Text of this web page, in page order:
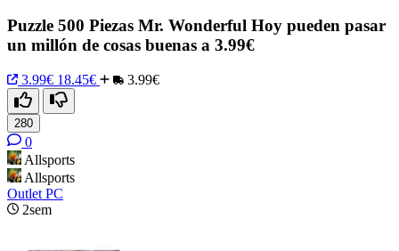
Puzzle 500 Piezas Mr. Wonderful Hoy pueden pasar
un millón de cosas buenas a 3.99€
3.99€ 18.45€ 3.99€
280
0
Allsports
Allsports
Outlet PC
2sem